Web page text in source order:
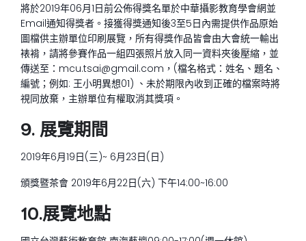
將於2019年06月1日前公佈得獎名單於中華攝影教育學會網並
Email通知得獎者。接獲得獎通知後3至5日內需提供作品原始
圖檔供主辦單位印刷展覽，所有得獎作品皆會由大會統一輸出
裱褙，請將參賽作品一組四張照片放入同一資料夾後壓縮，並
傳送至：mcu.tsai@gmail.com，(檔名格式：姓名、題名、
編號；例如: 王小明異想01) 、未於期限內收到正確的檔案時將
視同放棄，主辦單位有權取消其獎項。
9. 展覽期間
2019年6月19日(三)~ 6月23日(日)
頒獎暨茶會 2019年6月22日(六) 下午14:00~16:00
10.展覽地點